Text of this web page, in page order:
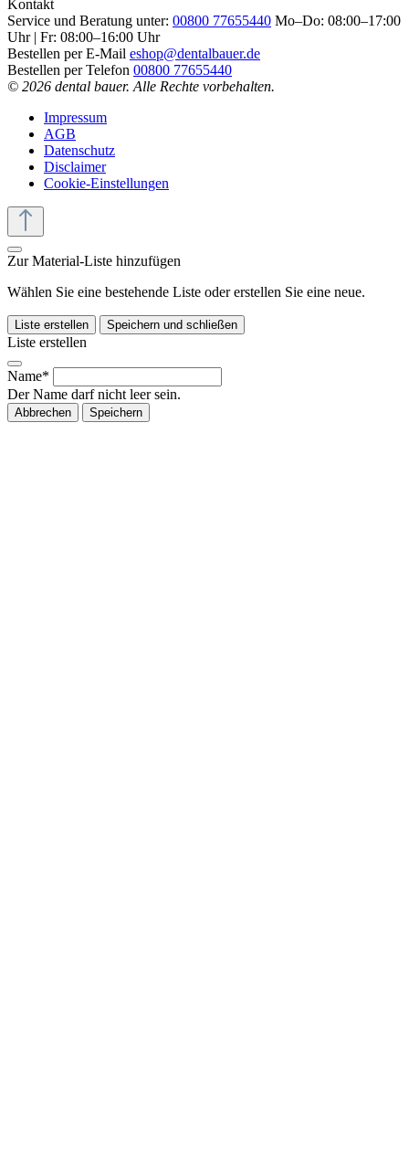
Kontakt
Service und Beratung unter: 00800 77655440 Mo–Do: 08:00–17:00
Uhr | Fr: 08:00–16:00 Uhr
Bestellen per E-Mail eshop@dentalbauer.de
Bestellen per Telefon 00800 77655440
© 2026 dental bauer. Alle Rechte vorbehalten.
Impressum
AGB
Datenschutz
Disclaimer
Cookie-Einstellungen
Zur Material-Liste hinzufügen
Wählen Sie eine bestehende Liste oder erstellen Sie eine neue.
Liste erstellen Speichern und schließen
Liste erstellen
Name*
Der Name darf nicht leer sein.
Abbrechen Speichern